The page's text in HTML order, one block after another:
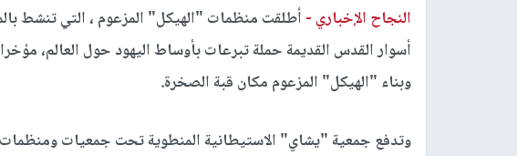
النجاح الإخباري - أطلقت منظمات "الهيكل" المزعوم ، التي تنشط
أسوار القدس القديمة حملة تبرعات بأوساط اليهود حول العالم،
وبناء "الهيكل" المزعوم مكان قبة الصخرة.
وتدفع جمعية "يشاي" الاستيطانية المنطوية تحت جمعيات ومنظمات